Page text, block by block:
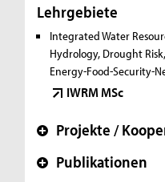
Lehrgebiete
Integrated Water
Hydrology, Drought
Energy-Food-Security-
IWRM MSc
+ Projekte /
+ Publikationen